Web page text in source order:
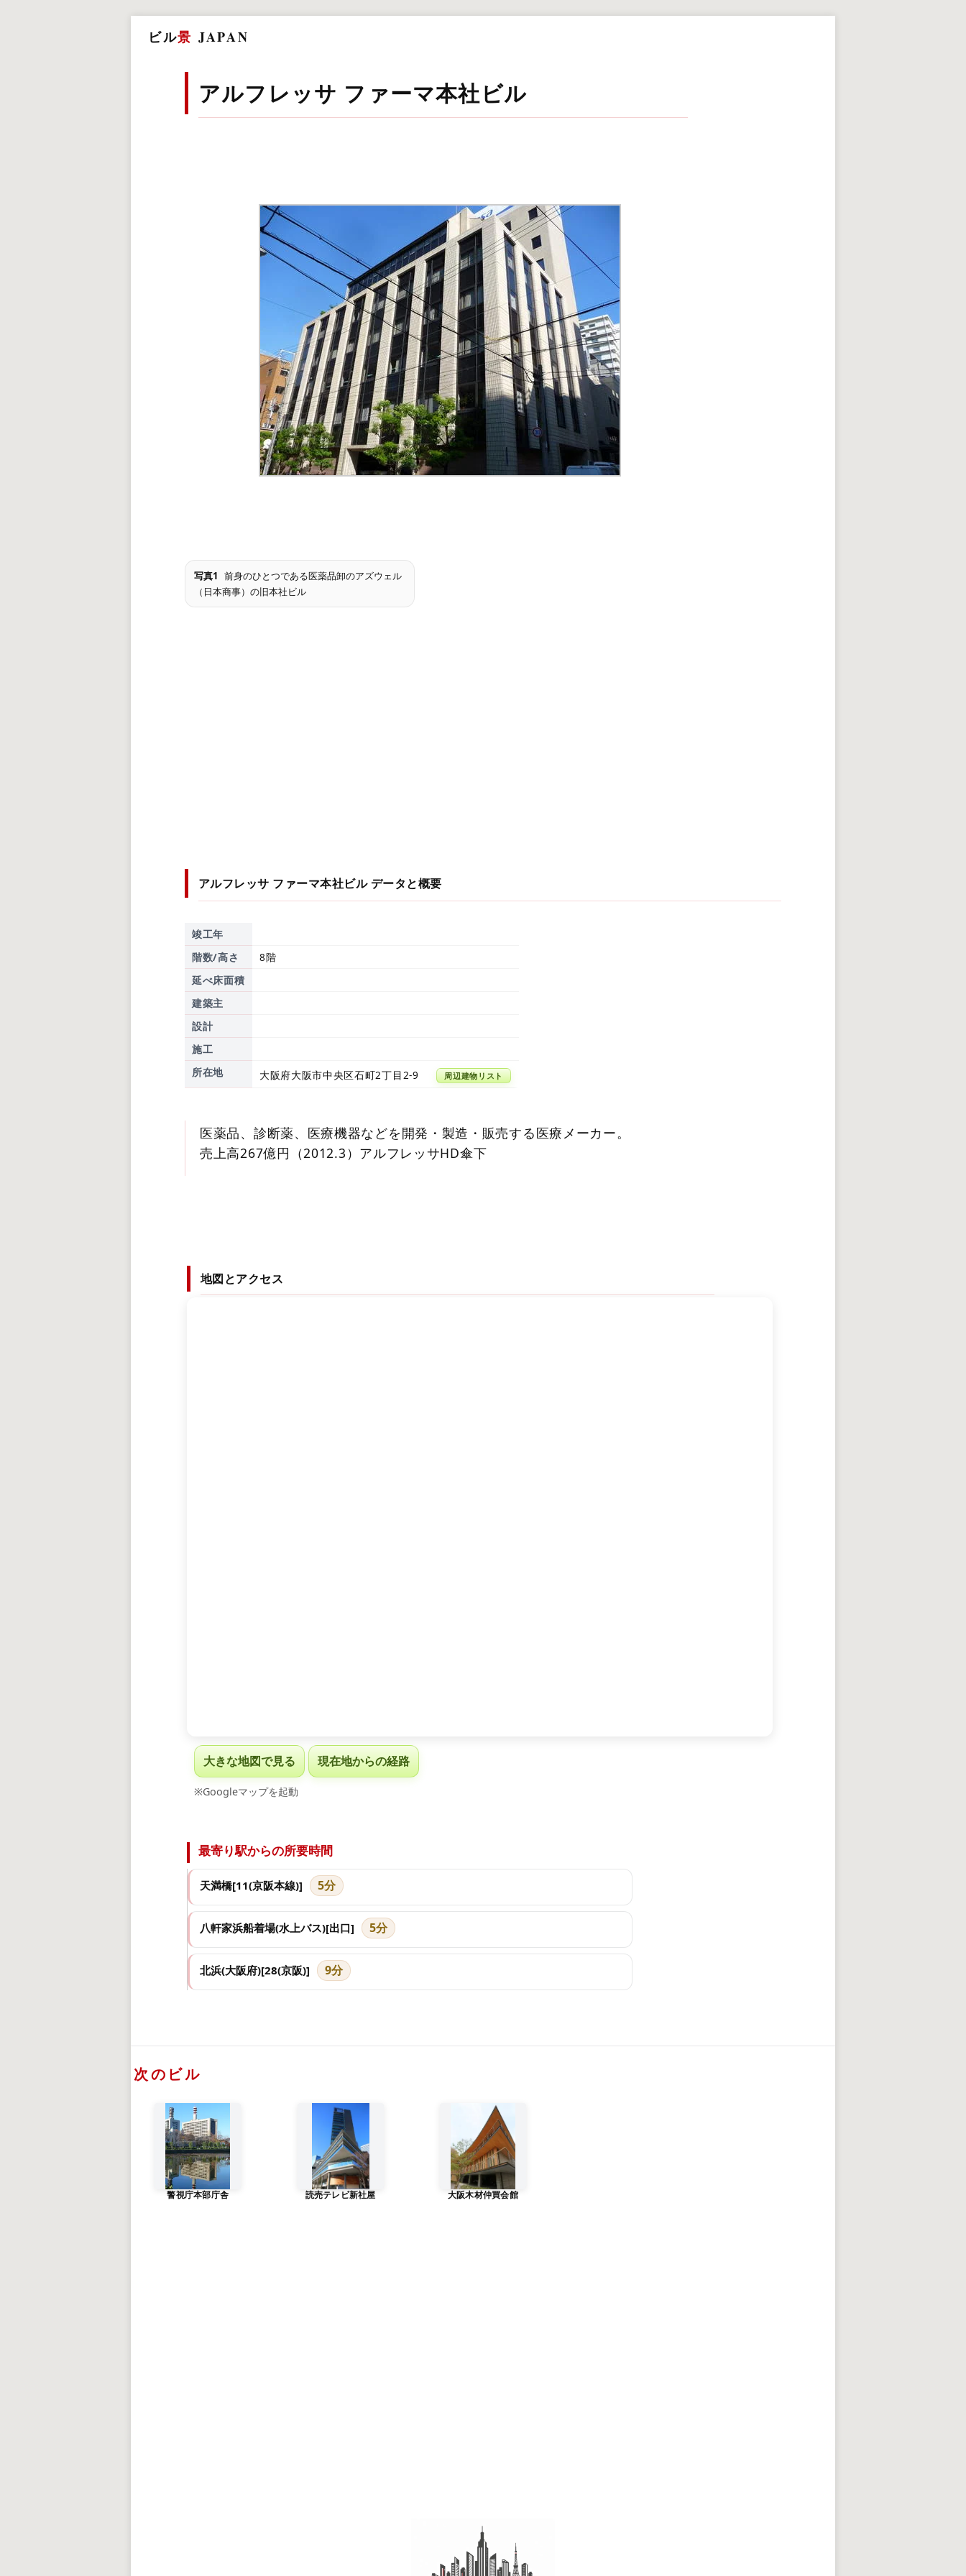
ビル景 JAPAN
アルフレッサ ファーマ本社ビル
写真1 前身のひとつである医薬品卸のアズウェル
（日本商事）の旧本社ビル
アルフレッサ ファーマ本社ビル データと概要
竣工年
階数/高さ
8階
延べ床面積
建築主
設計
施工
所在地
大阪府大阪市中央区石町2丁目2-9 周辺建物リスト
医薬品、診断薬、医療機器などを開発・製造・販売する医療メーカー。
売上高267億円（2012.3）アルフレッサHD傘下
地図とアクセス
大きな地図で見る 現在地からの経路
※Googleマップを起動
最寄り駅からの所要時間
天満橋[11(京阪本線)] 5分
八軒家浜船着場(水上バス)[出口] 5分
北浜(大阪府)[28(京阪)] 9分
次のビル
警視庁本部庁舎 読売テレビ新社屋 大阪木材仲買会館